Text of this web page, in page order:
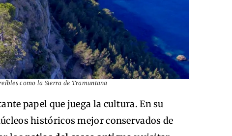
como la Sierra de Tramuntana
papel que juega la cultura. En su
históricos mejor conservados de